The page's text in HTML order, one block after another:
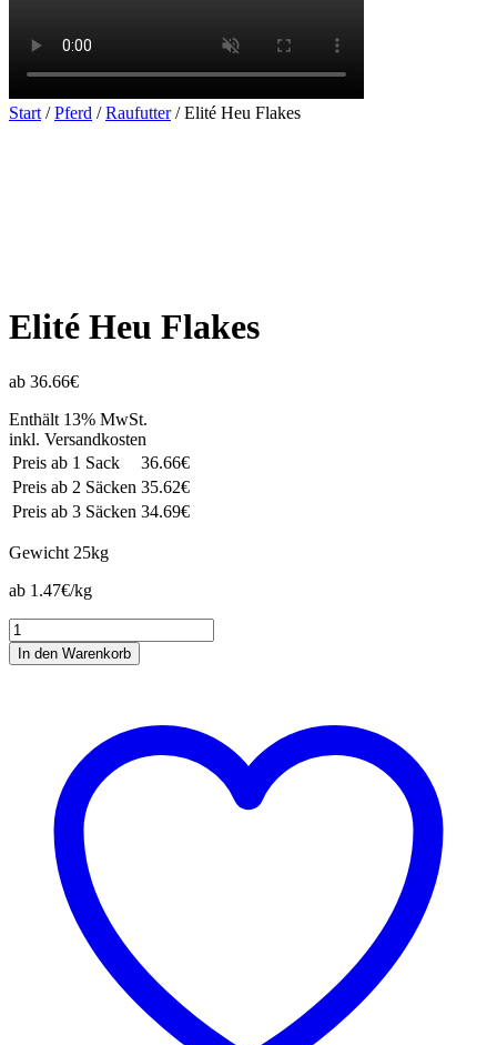
Start /Pferd /Raufutter/ Elité Heu Flakes
Elité Heu Flakes
ab 36.66€
Enthält 13% MwSt.
inkl. Versandkosten
Preis ab 1 Sack
36.66€
Preis ab 2 Säcken 35.62€
Preis ab 3 Säcken 34.69€
Gewicht 25kg
ab 1.47€/kg
Elité
Heu
Flakes
In den Warenkorb